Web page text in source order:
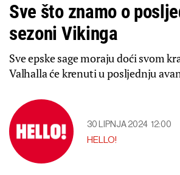
Sve što znamo o
sezoni Vikinga
Sve epske sage moraju doći svom
Valhalla će krenuti u posljednju
30 LIPNJA 2024 12:00
HELLO!